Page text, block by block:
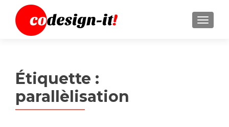
MENU
Étiquette :
parallèlisation